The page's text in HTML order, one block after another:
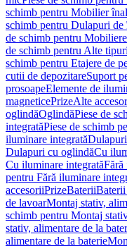
schimb pentru Mobilier
schimb pentru Dulapuri de
de schimb pentru
de schimb pentru Alte
schimb pentru Etajere de
cutii de depozitareSuport
prosoapeElemente de
magneticePrizeAlte
oglindăOglindăPiese de
integratăPiese de schimb
iluminare integrată
Dulapuri cu oglindăCu
Cu iluminare integratăFără
pentru Fără iluminare
accesoriiPrizeBaterii
de lavoarMontaj stativ,
schimb pentru Montaj
stativ, alimentare de la
alimentare de la baterie